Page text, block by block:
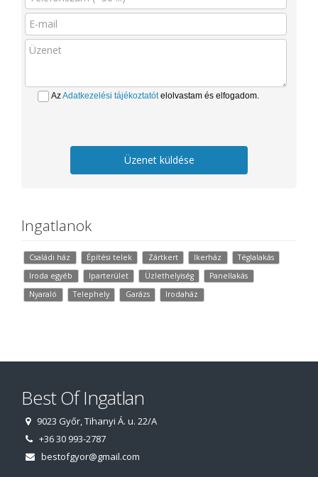
AzAdatkezelési tájékoztatótelolvastam és elfogadom.
Üzenet küldése
Ingatlanok
Családi ház Építési telek Zártkert Ikerház
Téglalakás
Iroda egyéb
Iparterület Üzlethelyiség
Panellakás
Nyaraló
Telephely Garázs Irodaház
Best Of Ingatlan
9023 Győr, Tihanyi Á. u. 22/A
+36 30 993-2787
bestofgyor@gmail.com